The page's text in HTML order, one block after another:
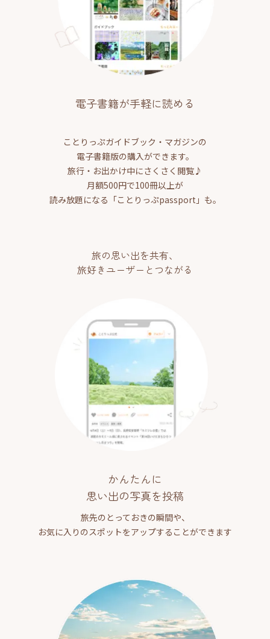
電子書籍が手軽に読める
ことりっぷガイドブック・マガジンの
電子書籍版の購入ができます。
旅行・お出かけ中にさくさく閲覧♪
月額500円で100冊以上が
読み放題になる「ことりっぷpassport」も。
旅の思い出を共有、
旅好きユーザーとつながる
かんたんに
思い出の写真を投稿
旅先のとっておきの瞬間や、
お気に入りのスポットをアップすることができます